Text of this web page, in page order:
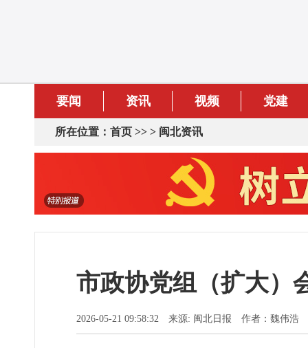
要闻 资讯 视频 党建
所在位置： 首页 >> > 闽北资讯
市政协党组（扩大）
2026-05-21 09:58:32 来源: 闽北日报 作者：魏伟浩